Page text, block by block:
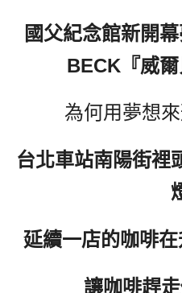
國父紀念館新開
BECK『威爾
為何用夢想
台北車站南陽街裡
延續一店的咖啡
讓咖啡趕